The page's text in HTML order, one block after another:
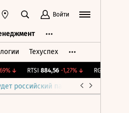
Войти
Техуспех
↓ RTSI 884,56 -1,27%↓ RGBI
российский парламент